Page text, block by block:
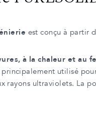
est conçu à partir
à la chaleur et au
utilisé
rayons ultraviolets. La